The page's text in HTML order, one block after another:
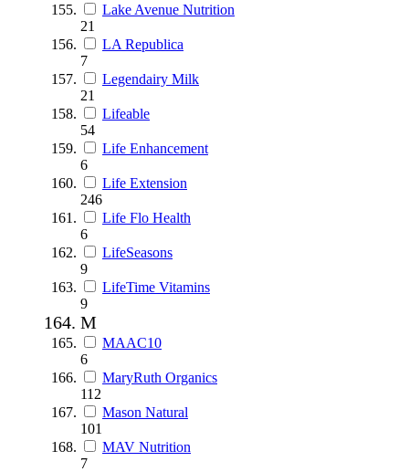
Lake Avenue Nutrition
21
LA Republica
7
Legendairy Milk
21
Lifeable
54
Life Enhancement
6
Life Extension
246
Life Flo Health
6
LifeSeasons
9
LifeTime Vitamins
9
M
MAAC10
6
MaryRuth Organics
112
Mason Natural
101
MAV Nutrition
7